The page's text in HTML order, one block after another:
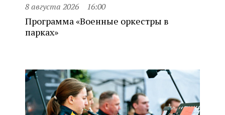
8 августа 2026 16:00
Программа «Военные оркестры в
парках»